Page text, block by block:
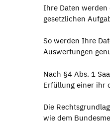
Ihre Daten werden
gesetzlichen
So werden Ihre
Auswertungen
Nach §4 Abs. 1
Erfüllung einer ihr
Die
wie dem